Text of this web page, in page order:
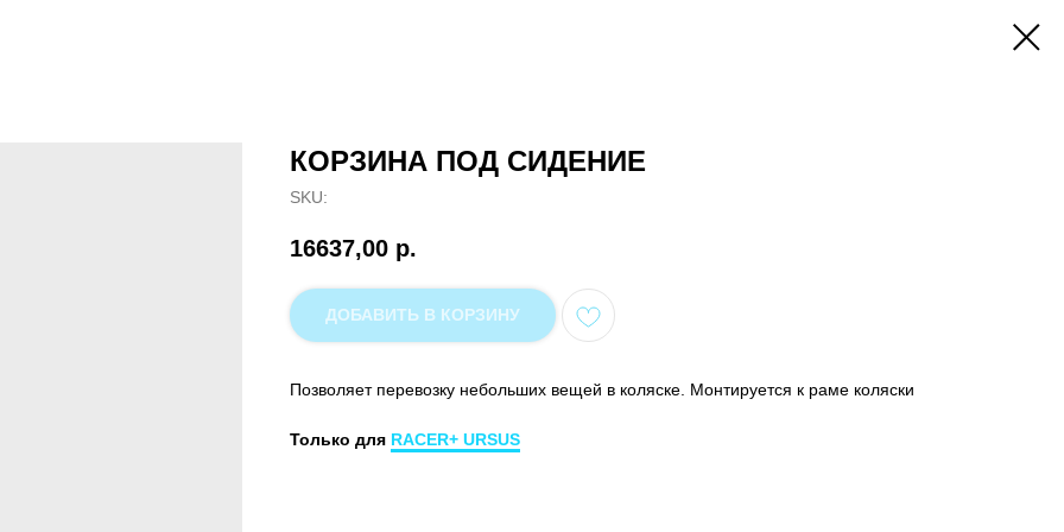
КОРЗИНА ПОД СИДЕНИЕ
SKU:
16637,00 р.
ДОБАВИТЬ В КОРЗИНУ
Позволяет перевозку небольших вещей в коляске. Монтируется к раме коляски
Только для RACER+ URSUS